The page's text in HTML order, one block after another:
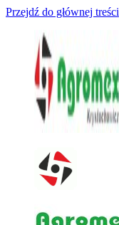
Przejdź do głównej treści